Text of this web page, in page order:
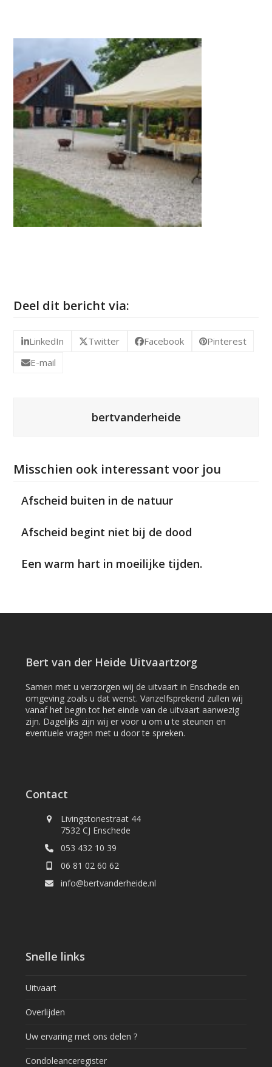
Deel dit bericht via:
LinkedIn Twitter Facebook
Pinterest
E-mail
bertvanderheide
Misschien ook interessant voor jou
Afscheid buiten in de natuur
Afscheid begint niet bij de dood
Een warm hart in moeilijke tijden.
Bert van der Heide Uitvaartzorg
Samen met u verzorgen wij de uitvaart in Enschede en
omgeving zoals u dat wenst. Vanzelfsprekend zullen wij
vanaf het begin tot het einde van de uitvaart aanwezig
zijn. Dagelijks zijn wij er voor u om u te steunen en
eventuele vragen met u door te spreken.
Contact
Livingstonestraat 44
7532 CJ Enschede
053 432 10 39
06 81 02 60 62
info@bertvanderheide.nl
Snelle links
Uitvaart
Overlijden
Uw ervaring met ons delen ?
Condoleanceregister